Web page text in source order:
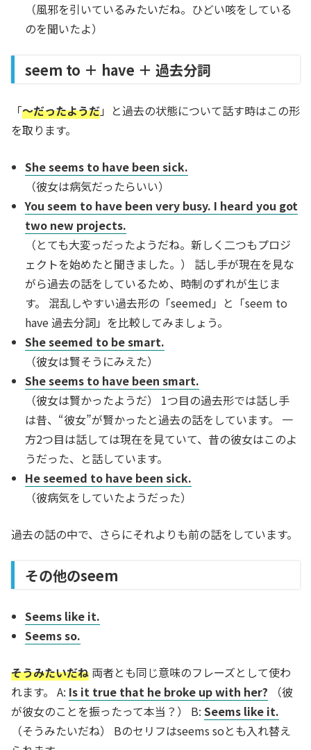
（風邪を引いているみたいだね。ひどい咳をしている
のを聞いたよ）
seem to ＋ have ＋ 過去分詞
「～だったようだ」と過去の状態について話す時はこの形
を取ります。
She seems to have been sick.
（彼女は病気だったらいい）
You seem to have been very busy. I heard you got
two new projects.
（とても大変っだったようだね。新しく二つもプロジ
ェクトを始めたと聞きました。） 話し手が現在を見な
がら過去の話をしているため、時制のずれが生じま
す。 混乱しやすい過去形の「seemed」と「seem to
have 過去分詞」を比較してみましょう。
She seemed to be smart.
（彼女は賢そうにみえた）
She seems to have been smart.
（彼女は賢かったようだ） 1つ目の過去形では話し手
は昔、“彼女”が賢かったと過去の話をしています。 一
方2つ目は話しては現在を見ていて、昔の彼女はこのよ
うだった、と話しています。
He seemed to have been sick.
（彼病気をしていたようだった）
過去の話の中で、さらにそれよりも前の話をしています。
その他のseem
Seems like it.
Seems so.
そうみたいだね 両者とも同じ意味のフレーズとして使わ
れます。 A: Is it true that he broke up with her? （彼
が彼女のことを振ったって本当？） B: Seems like it.
（そうみたいだね） Bのセリフはseems soとも入れ替え